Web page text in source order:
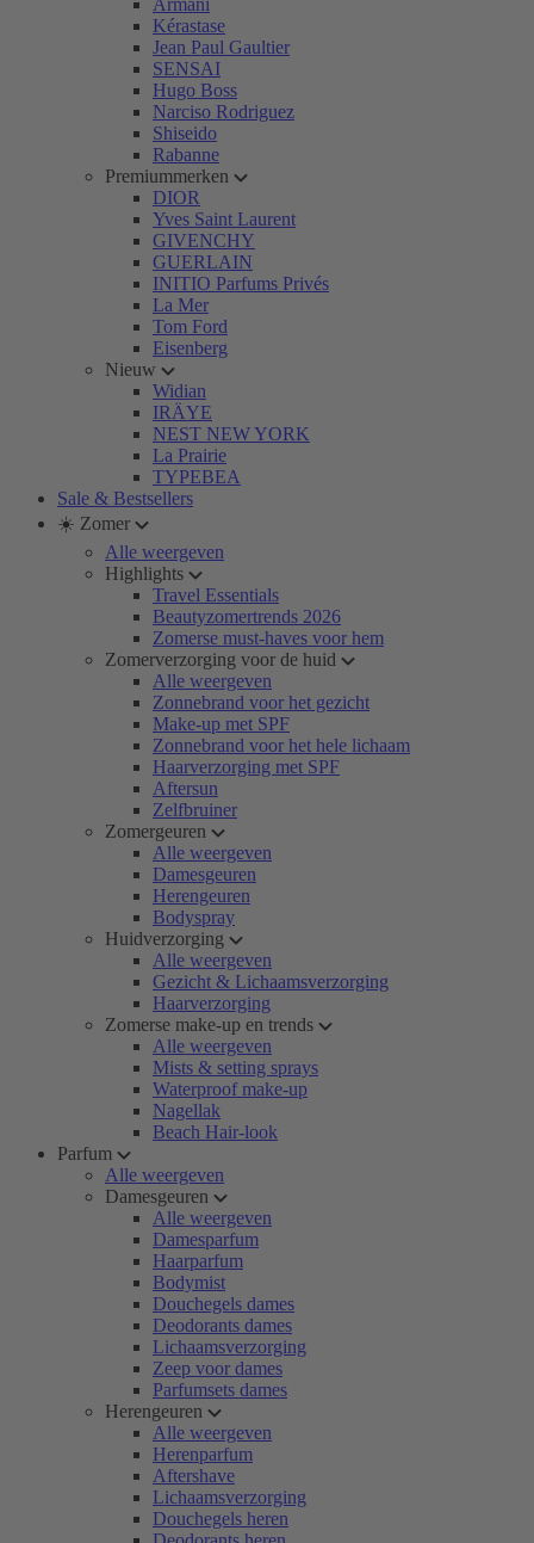
Armani
Kérastase
Jean Paul Gaultier
SENSAI
Hugo Boss
Narciso Rodriguez
Shiseido
Rabanne
Premiummerken
DIOR
Yves Saint Laurent
GIVENCHY
GUERLAIN
INITIO Parfums Privés
La Mer
Tom Ford
Eisenberg
Nieuw
Widian
IRÄYE
NEST NEW YORK
La Prairie
TYPEBEA
Sale & Bestsellers
☀️ Zomer
Alle weergeven
Highlights
Travel Essentials
Beautyzomertrends 2026
Zomerse must-haves voor hem
Zomerverzorging voor de huid
Alle weergeven
Zonnebrand voor het gezicht
Make-up met SPF
Zonnebrand voor het hele lichaam
Haarverzorging met SPF
Aftersun
Zelfbruiner
Zomergeuren
Alle weergeven
Damesgeuren
Herengeuren
Bodyspray
Huidverzorging
Alle weergeven
Gezicht & Lichaamsverzorging
Haarverzorging
Zomerse make-up en trends
Alle weergeven
Mists & setting sprays
Waterproof make-up
Nagellak
Beach Hair-look
Parfum
Alle weergeven
Damesgeuren
Alle weergeven
Damesparfum
Haarparfum
Bodymist
Douchegels dames
Deodorants dames
Lichaamsverzorging
Zeep voor dames
Parfumsets dames
Herengeuren
Alle weergeven
Herenparfum
Aftershave
Lichaamsverzorging
Douchegels heren